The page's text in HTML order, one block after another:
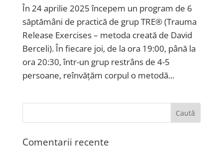
În 24 aprilie 2025 începem un program de 6
săptămâni de practică de grup TRE® (Trauma
Release Exercises – metoda creată de David
Berceli). În fiecare joi, de la ora 19:00, până la
ora 20:30, într-un grup restrâns de 4-5
persoane, reînvățăm corpul o metodă...
Comentarii recente